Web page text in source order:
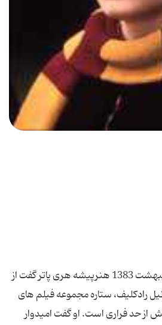
اخبار ادبی و هنری 28 اردیبهشت 1383 هنرپیشه هری پاتر گفت از
رادكلیف، ستاره مجموعه فیلم های
از حد فراری است. او گفت امیدوار